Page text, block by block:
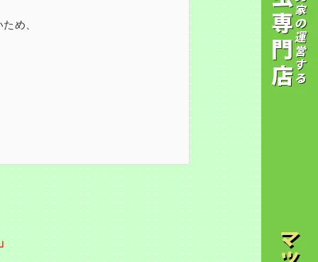
め、